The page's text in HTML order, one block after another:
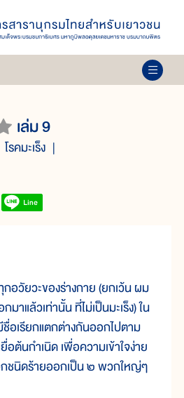
เล่ม 9
โรคมะเร็ง
กอวัยวะของร่างกาย (ยกเว้น ผม
าแล้วเท่านั้น ที่ไม่เป็นมะเร็ง) ใน
อเรียกแตกต่างกันออกไปตาม
อต้นกำเนิด เพื่อความเข้าใจง่าย
กชนิดร้ายออกเป็น ๒ พวกใหญ่ๆ